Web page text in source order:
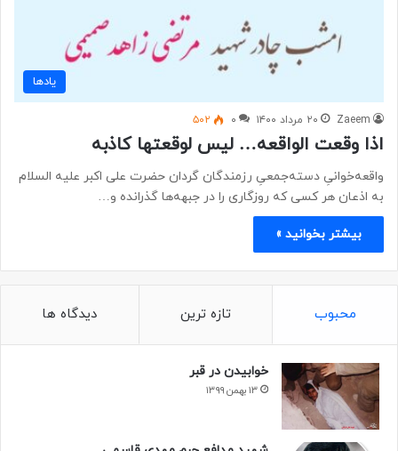
یادها
Zaeem ۲۰ مرداد ۱۴۰۰ ۰ ۵۰۲
اذا وقعت الواقعه… لیس لوقعتها کاذبه
واقعه‌خوانیِ دسته‌جمعیِ رزمندگان گردان حضرت علی اکبر علیه السلام
به اذعان هر کسی که روزگاری را در جبهه‌‌ها گذرانده و…
بیشتر بخوانید »
محبوب تازه ترین دیدگاه ها
خوابیدن در قبر
۱۳ بهمن ۱۳۹۹